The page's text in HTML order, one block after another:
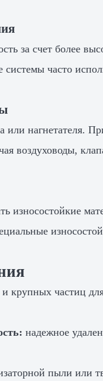
за счет более
часто
нагнетателя.
воздуховоды,
износостойкие
и крупных частиц
надежное
пыли или